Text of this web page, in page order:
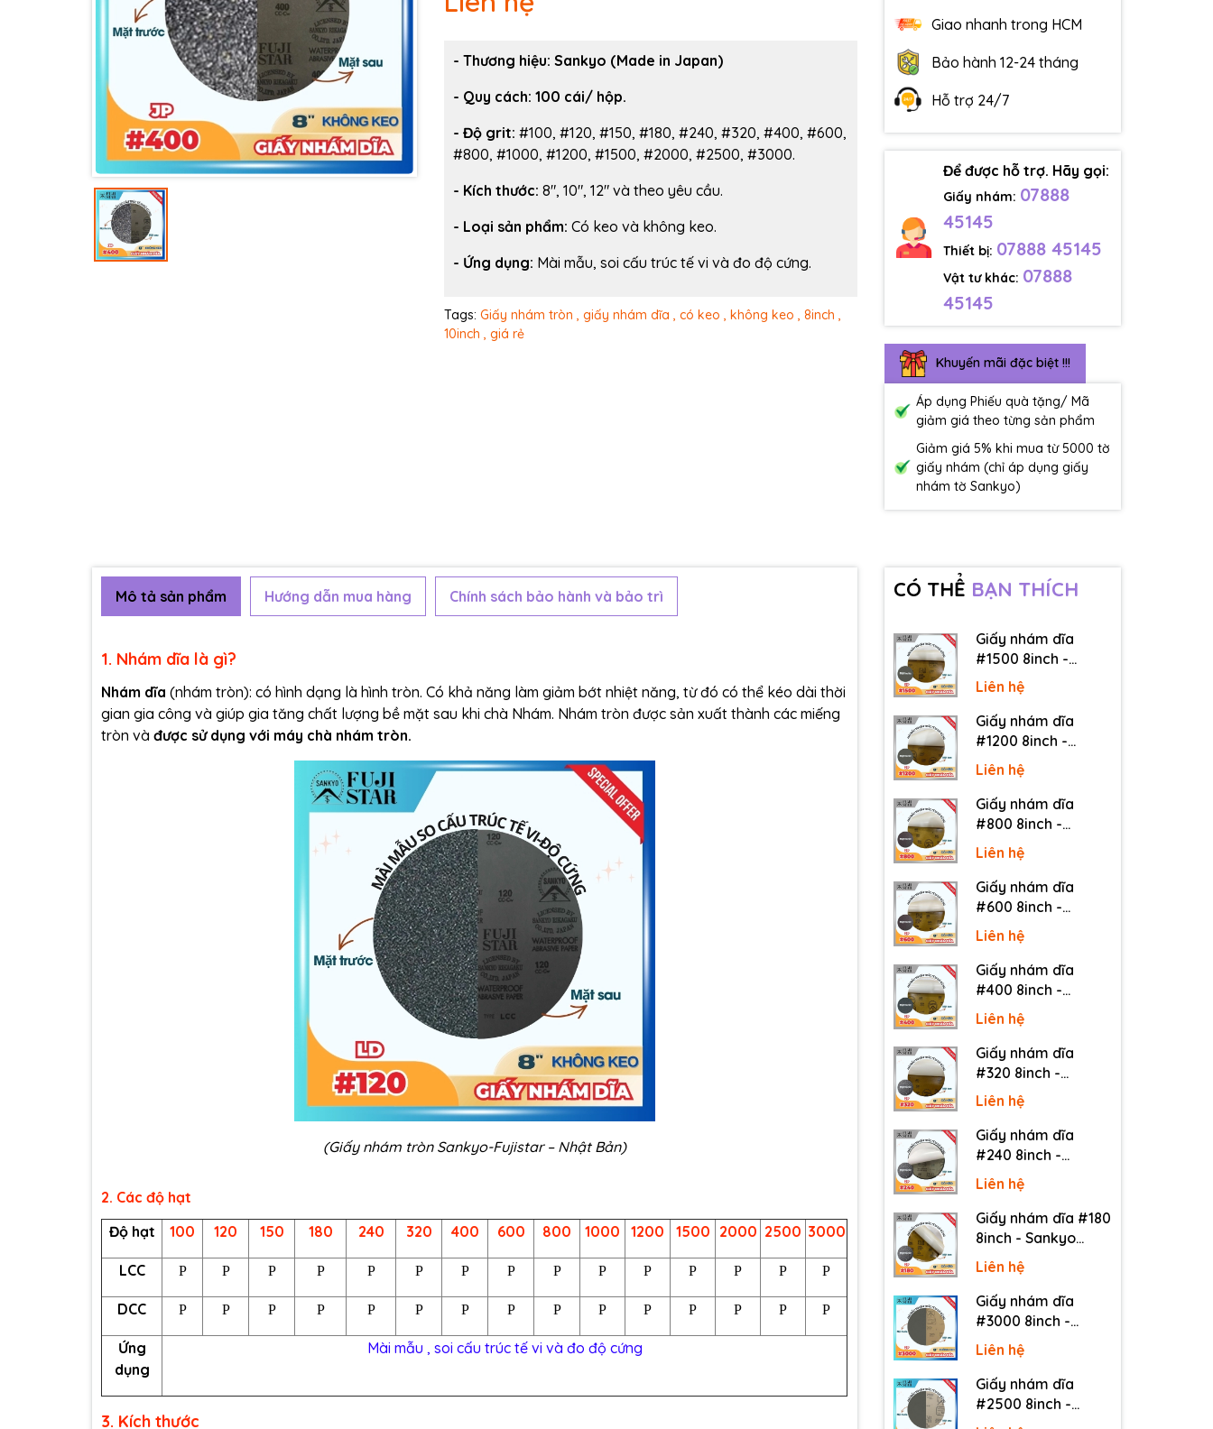
- Thương hiệu: Sankyo (Made in Japan)
- Quy cách: 100 cái/ hộp.
- Độ grit: #100, #120, #150, #180, #240, #320, #400, #600,
#800, #1000, #1200, #1500, #2000, #2500, #3000.
- Kích thước: 8", 10", 12" và theo yêu cầu.
- Loại sản phẩm: Có keo và không keo.
- Ứng dụng: Mài mẫu, soi cấu trúc tế vi và đo độ cứng.
Tags: Giấy nhám tròn , giấy nhám dĩa , có keo , không keo , 8inch ,
10inch , giá rẻ
Giao nhanh trong HCM
Bảo hành 12-24 tháng
Hỗ trợ 24/7
Để được hỗ trợ. Hãy gọi:
Giấy nhám: 07888
45145
Thiết bị: 07888 45145
Vật tư khác: 07888
45145
Khuyến mãi đặc biệt !!!
Áp dụng Phiếu quà tặng/ Mã
giảm giá theo từng sản phẩm
Giảm giá 5% khi mua từ 5000 tờ
giấy nhám (chỉ áp dụng giấy
nhám tờ Sankyo)
Điều kiện:
Mô tả sản phẩm Hướng dẫn mua hàng Chính sách bảo hành và bảo trì
1. Nhám dĩa là gì?
Nhám dĩa (nhám tròn): có hình dạng là hình tròn. Có khả năng làm giảm bớt nhiệt năng, từ đó có thể kéo dài thời
gian gia công và giúp gia tăng chất lượng bề mặt sau khi chà Nhám. Nhám tròn được sản xuất thành các miếng
tròn và được sử dụng với máy chà nhám tròn.
(Giấy nhám tròn Sankyo-Fujistar – Nhật Bản)
2. Các độ hạt
Độ hạt
100 120 150 180 240 320 400 600 800 1000 1200 1500 2000 2500 3000
LCC P P P P P P P P P P P P P P P
DCC P P P P P P P P P P P P P P P
Ứng
dụng
Mài mẫu , soi cấu trúc tế vi và đo độ cứng
3. Kích thước
CÓ THỂ BẠN THÍCH
Giấy nhám dĩa
#1500 8inch -
Sankyo (Nhật) - Có
keo (PSA)
Liên hệ
Giấy nhám dĩa
#1200 8inch -
Sankyo (Nhật) - Có
keo (PSA)
Liên hệ
Giấy nhám dĩa
#800 8inch -
Sankyo (Nhật) - Có
keo (PSA)
Liên hệ
Giấy nhám dĩa
#600 8inch -
Sankyo (Nhật) - Có
keo (PSA)
Liên hệ
Giấy nhám dĩa
#400 8inch -
Sankyo (Nhật) - Có
keo (PSA)
Liên hệ
Giấy nhám dĩa
#320 8inch -
Sankyo (Nhật) - Có
keo (PSA)
Liên hệ
Giấy nhám dĩa
#240 8inch -
Sankyo (Nhật) - Có
keo (PSA)
Liên hệ
Giấy nhám dĩa #180
8inch - Sankyo
(Nhật) - Có keo
(PSA)
Liên hệ
Giấy nhám dĩa
#3000 8inch -
Sankyo (Nhật) -
Không keo
Liên hệ
Giấy nhám dĩa
#2500 8inch -
Sankyo (Nhật) -